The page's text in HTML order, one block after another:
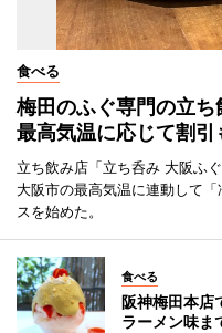
食べる
梅田のふぐ専門の立
最高気温に応じて割引
立ち飲み店「立ち呑み 大阪ふ
大阪市の最高気温に連動して
スを始めた。
食べる
阪神梅田本
ラーメン味ま